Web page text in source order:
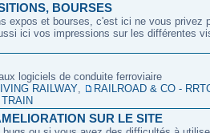
BOURSES
expos et bourses, c'est ici ne vous privez
ici vos impressions sur les différentes
logiciels de conduite ferroviaire
RAILWAY,
RAILROAD & CO -
I TRAIN
SUR LE SITE